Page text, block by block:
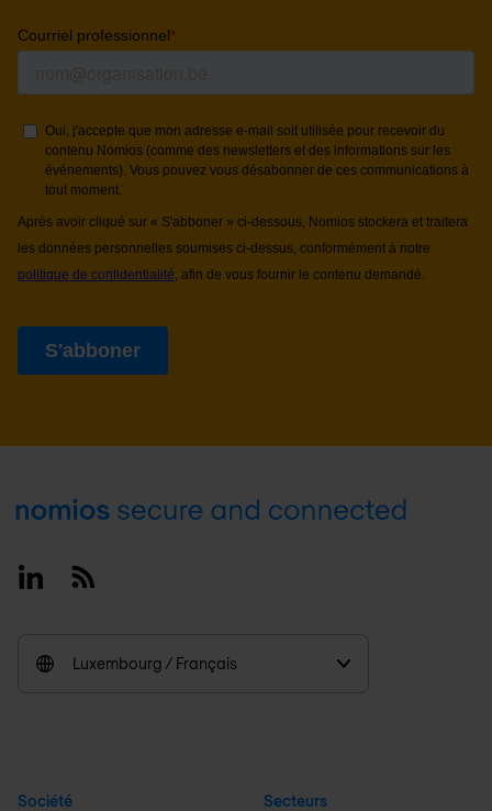
Footer
LinkedinRSS
Luxembourg / Français
Société Secteurs